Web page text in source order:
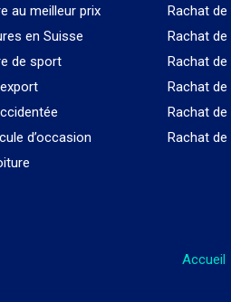
au meilleur prix
en Suisse
de sport
d’occasion
Rachat
Rachat
Rachat de
Rachat
Rachat
Rachat
Accueil